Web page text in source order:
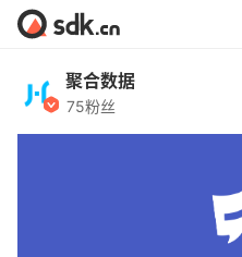
聚合数据
75粉丝